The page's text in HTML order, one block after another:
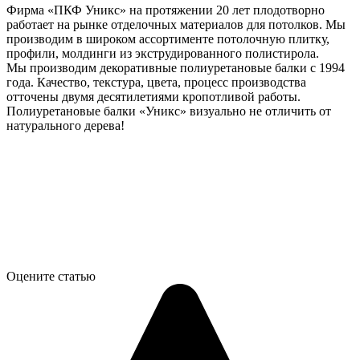
Фирма «ПКФ Уникс» на протяжении 20 лет плодотворно
работает на рынке отделочных материалов для потолков. Мы
производим в широком ассортименте потолочную плитку,
профили, молдинги из экструдированного полистирола.
Мы производим декоративные полиуретановые балки с 1994
года. Качество, текстура, цвета, процесс производства
отточены двумя десятилетиями кропотливой работы.
Полиуретановые балки «Уникс» визуально не отличить от
натурального дерева!
Оцените статью